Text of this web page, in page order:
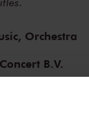
Orchestra
B.V.